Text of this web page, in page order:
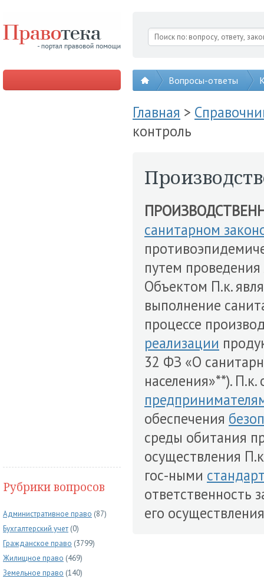
Вопросы-ответы
Рубрики вопросов
Административное право (87)
Бухгалтерский учет (0)
Гражданское право (3799)
Жилищное право (469)
Земельное право (140)
Главная >
контроль
санитарном
путем
Объектом П.к.
выполнение
процессе
реализации
32 ФЗ «О
населения»**).
обеспечения
среды обитания
осуществления
гос-ными
ответственность
его